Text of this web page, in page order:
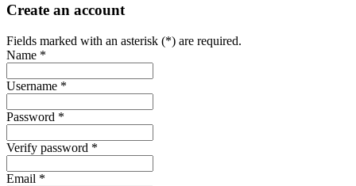
Create an account
Fields marked with an asterisk (*) are required.
Name *
Username *
Password *
Verify password *
Email *